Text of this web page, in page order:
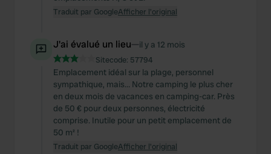
Traduit par GoogleAfficher l'original
J'ai évalué un lieu—il y a 12 mois
Sitecode: 57794
Emplacement idéal sur la plage, personnel
sympathique, mais… Notre camping le plus cher
en deux mois de vacances en camping-car. Près
de 50 € pour deux personnes, électricité
comprise. Inutile pour un petit emplacement de
50 m² !
Traduit par GoogleAfficher l'original